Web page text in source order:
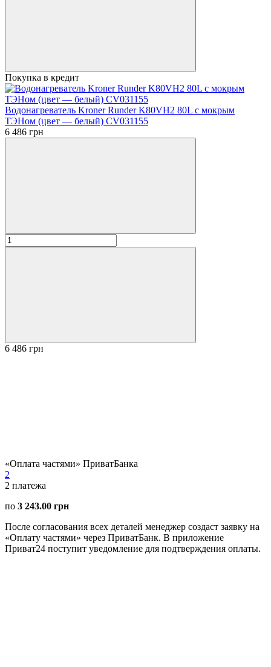
Покупка в кредит
Водонагреватель Kroner Runder K80VH2 80L с мокрым
ТЭНом (цвет — белый) CV031155
6 486 грн
6 486 грн
«Оплата частями» ПриватБанка
2
2 платежа
по 3 243.00 грн
После согласования всех деталей менеджер создаст заявку на
«Оплату частями» через ПриватБанк. В приложение
Приват24 поступит уведомление для подтверждения оплаты.